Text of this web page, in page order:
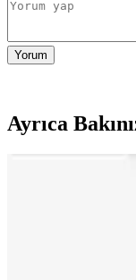
Yorum
Ayrıca
Neo dizüstü
özellikler,
pazar stratejileriyle